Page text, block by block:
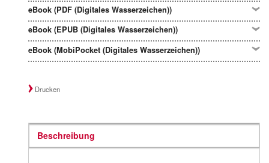
eBook (PDF (Digitales Wasserzeichen))
eBook (EPUB (Digitales Wasserzeichen))
eBook (MobiPocket (Digitales Wasserzeichen))
Drucken
Beschreibung